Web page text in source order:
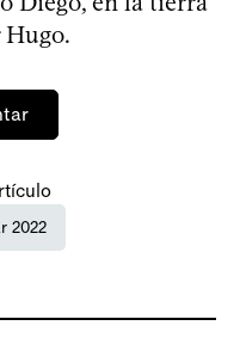
Hugo.
2022